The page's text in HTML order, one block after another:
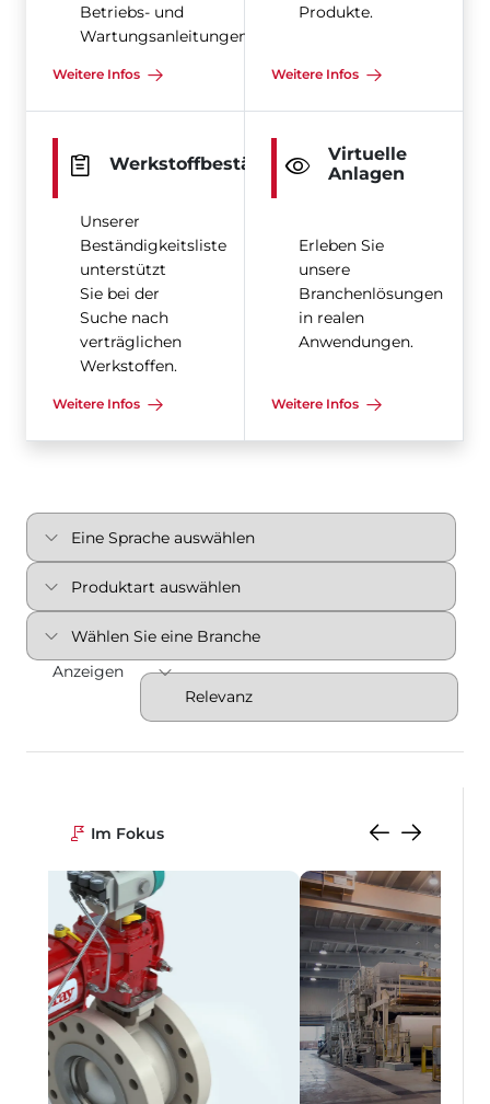
Betriebs- und
Wartungsanleitungen
Weitere Infos
Produkte.
Weitere Infos
Werkstoffbeständigkeit
Unserer
Beständigkeitsliste
unterstützt
Sie bei der
Suche nach
verträglichen
Werkstoffen.
Weitere Infos
Virtuelle
Anlagen
Erleben Sie
unsere
Branchenlösungen
in realen
Anwendungen.
Weitere Infos
Anzeigen
Im Fokus